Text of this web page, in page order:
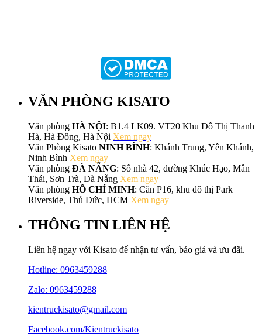
VĂN PHÒNG KISATO
Văn phòng HÀ NỘI: B1.4 LK09. VT20 Khu Đô Thị Thanh
Hà, Hà Đông, Hà Nội Xem ngay
Văn Phòng Kisato NINH BÌNH: Khánh Trung, Yên Khánh,
Ninh Bình Xem ngay
Văn phòng ĐÀ NẴNG: Số nhà 42, đường Khúc Hạo, Mân
Thái, Sơn Trà, Đà Nẵng Xem ngay
Văn phòng HỒ CHÍ MINH: Căn P16, khu đô thị Park
Riverside, Thủ Đức, HCM Xem ngay
THÔNG TIN LIÊN HỆ
Liên hệ ngay với Kisato để nhận tư vấn, báo giá và ưu đãi.
Hotline: 0963459288
Zalo: 0963459288
kientruckisato@gmail.com
Facebook.com/Kientruckisato